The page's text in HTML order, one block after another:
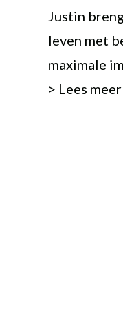
Justin
leven met
maximale
> Lees